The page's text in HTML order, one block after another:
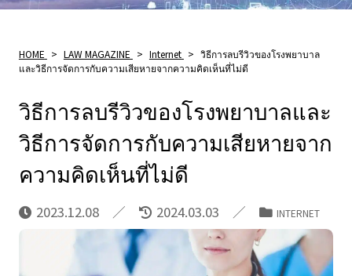
HOME > LAW MAGAZINE > Internet > วิธีการลบรีวิวของโรงพยาบาล
และวิธีการจัดการกับความเสียหายจากความคิดเห็นที่ไม่ดี
วิธีการลบรีวิวของโรงพยาบาลและ
วิธีการจัดการกับความเสียหายจาก
ความคิดเห็นที่ไม่ดี
2023.12.08 2024.03.03 INTERNET